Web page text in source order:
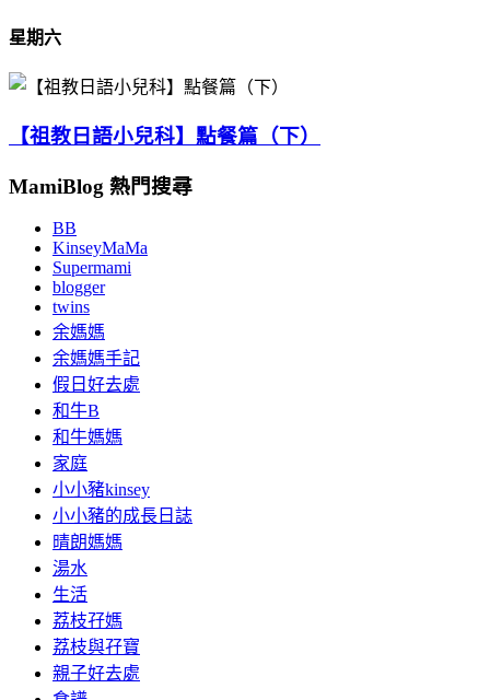
星期六
【祖教日語小兒科】點餐篇（下）
MamiBlog 熱門搜尋
BB
KinseyMaMa
Supermami
blogger
twins
余媽媽
余媽媽手記
假日好去處
和牛B
和牛媽媽
家庭
小小豬kinsey
小小豬的成長日誌
晴朗媽媽
湯水
生活
荔枝孖媽
荔枝與孖寶
親子好去處